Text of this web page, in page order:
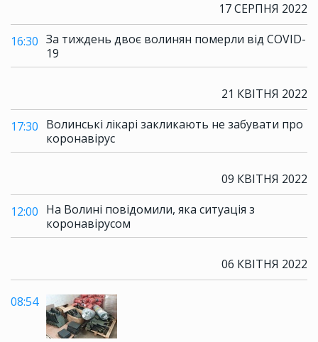
17 СЕРПНЯ 2022
16:30 За тиждень двоє волинян померли від COVID-
19
21 КВІТНЯ 2022
17:30 Волинські лікарі закликають не забувати про
коронавірус
09 КВІТНЯ 2022
12:00 На Волині повідомили, яка ситуація з
коронавірусом
06 КВІТНЯ 2022
08:54